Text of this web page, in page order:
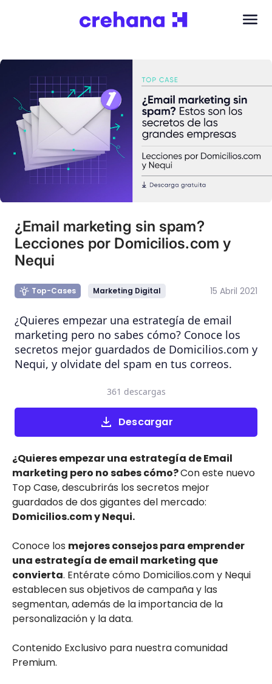
¿Email marketing sin spam?
Lecciones por Domicilios.com y
Nequi
Top-Cases Marketing Digital 15 Abril 2021
¿Quieres empezar una estrategía de email
marketing pero no sabes cómo? Conoce los
secretos mejor guardados de Domicilios.com y
Nequi, y olvidate del spam en tus correos.
Descargar
361 descargas
¿Quieres empezar una estrategía de Email
marketing pero no sabes cómo?Con este nuevo
Top Case, descubrirás los secretos mejor
guardados de dos gigantes del mercado:
Domicilios.com y Nequi.
Conoce los mejores consejos para emprender
una estrategía de email marketing que
convierta. Entérate cómo Domicilios.com y Nequi
establecen sus objetivos de campaña y las
segmentan, además de la importancia de la
personalización y la data.
Contenido Exclusivo para nuestra comunidad
Premium.